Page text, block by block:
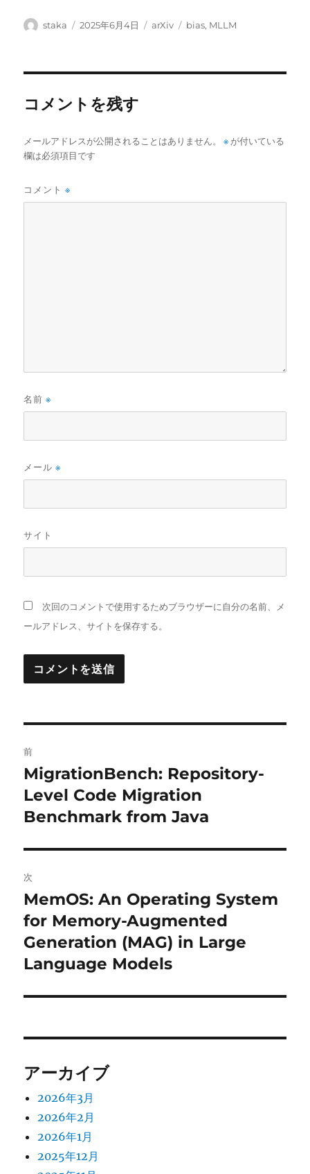
投
staka
投
2025年6月4日
カ
arXiv
タ
bias, MLLM
コメントを残す
メールアドレスが公開されることはありません。 ※ が付いている
欄は必須項目です
コメント※
名前※
メール※
サイト
次回のコメントで使用するためブラウザーに自分の名前、メ
ールアドレス、サイトを保存する。
稿
ナ
ビ
ゲ
ー
シ
ョ
ン
前
前
の
投
MigrationBench: Repository-
Level Code Migration
Benchmark from Java
次
次
の
投
稿:
MemOS: An Operating System
for Memory-Augmented
Generation (MAG) in Large
Language Models
アーカイブ
2026年3月
2026年2月
2026年1月
2025年12月